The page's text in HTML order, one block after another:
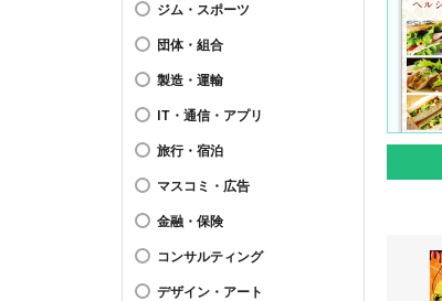
ジム・スポーツ
団体・組合
製造・運輸
IT・通信・アプリ
旅行・宿泊
マスコミ・広告
金融・保険
コンサルティング
デザイン・アート